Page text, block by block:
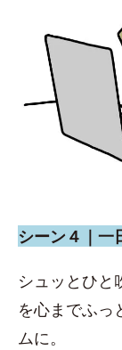
シーン４｜一
シュッとひと
を心までふっ
ムに。